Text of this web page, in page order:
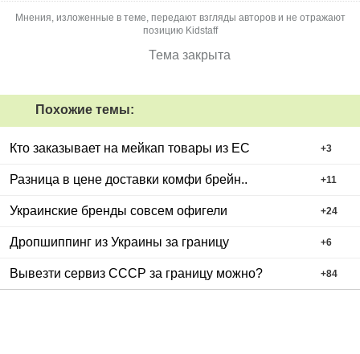
Мнения, изложенные в теме, передают взгляды авторов и не отражают
позицию Kidstaff
Тема закрыта
Похожие темы:
Кто заказывает на мейкап товары из ЕС +3
Разница в цене доставки комфи брейн.. +11
Украинские бренды совсем офигели +24
Дропшиппинг из Украины за границу +6
Вывезти сервиз СССР за границу можно? +84